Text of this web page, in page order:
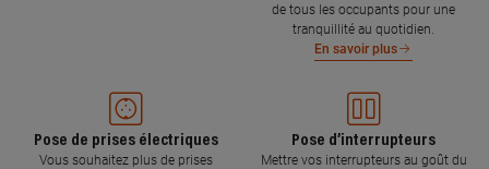
de tous les occupants pour une
tranquillité au quotidien.
En savoir plus
Pose de prises électriques
Vous souhaitez plus de prises
Pose d’interrupteurs
Mettre vos interrupteurs au goût du